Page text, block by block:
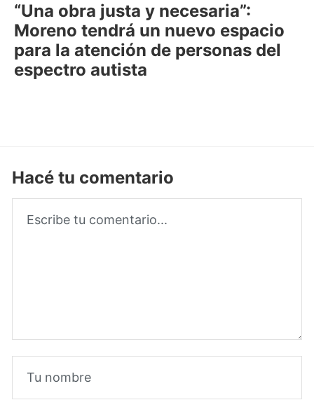
“Una obra justa y necesaria”:
Moreno tendrá un nuevo espacio
para la atención de personas del
espectro autista
Hacé tu comentario